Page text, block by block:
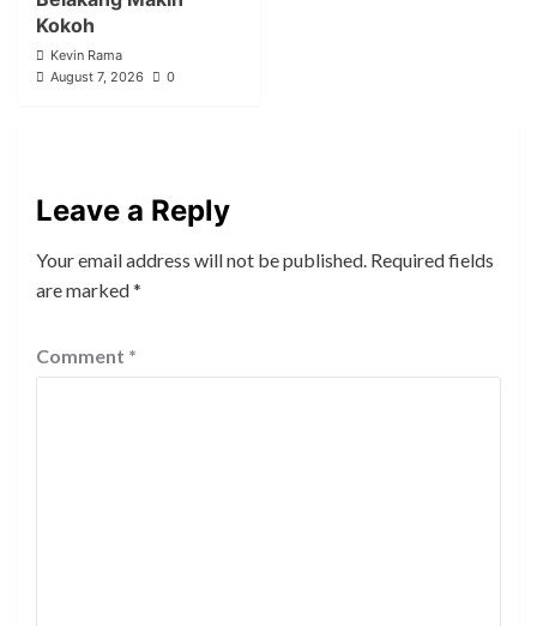
Kokoh
Kevin Rama
August 7, 2026
0
Leave a Reply
Your email address will not be published. Required fields
are marked*
Comment *